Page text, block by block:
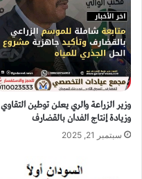
وزير الزراعة والري يعلن توطين التقاوي
وزيادة إنتاج الفدان بالقضارف
سبتمبر 21, 2025